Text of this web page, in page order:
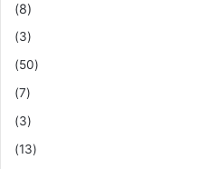
(8)
(3)
(50)
(7)
(3)
(13)